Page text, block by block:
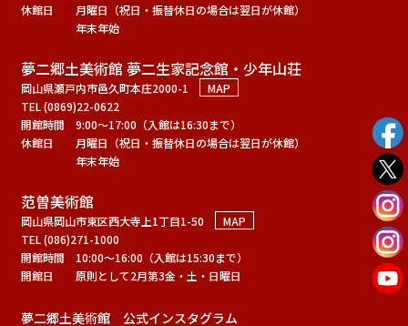
休館日
月曜日（祝日・振替休日の場合は翌日が休館）
年末年始
夢二郷土美術館 夢二生家記念館・少年山荘
岡山県瀬戸内市邑久町本庄2000-1
MAP
TEL (0869)22-0622
開館時間
9:00～17:00（入館は16:30まで）
休館日
月曜日（祝日・振替休日の場合は翌日が休館）
年末年始
范曽美術館
岡山県岡山市東区西大寺上1丁目1-50
MAP
TEL (086)271-1000
開館時間
10:00～16:00（入館は15:30まで）
開館日
原則として2月第3金・土・日曜日
夢二郷土美術館 公式インスタグラム